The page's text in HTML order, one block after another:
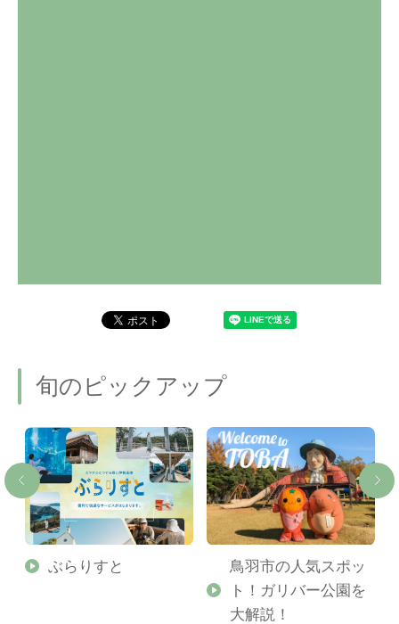
旬のピックアップ
ぶらりすと
鳥羽市の人気スポッ
ト！ガリバー公園を
大解説！